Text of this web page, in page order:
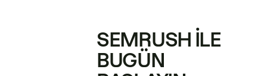
SEMRUSH ILE
BUGÜN